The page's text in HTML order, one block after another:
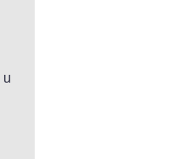
u